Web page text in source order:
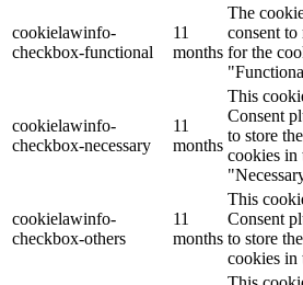
cookielawinfo-
checkbox-functional
11
months
The
consent to
for the
cookielawinfo-
checkbox-necessary
11
months
This
Consent
to store
cookies in
cookielawinfo-
checkbox-others
11
months
This
Consent
to store
cookies in